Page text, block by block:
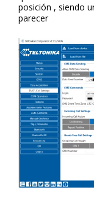
posición , siendo
parecer